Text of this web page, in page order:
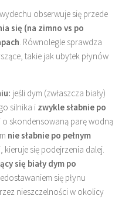
obserwuje się przede
się (na zimno vs po
. Równolegle sprawdza
takie jak ubytek płynów
jeśli dym (zwłaszcza biały)
silnika i zwykle słabnie po
o skondensowaną parę wodną
nie słabnie po pełnym
kieruje się podejrzenia dalej.
się biały dym po
się płynu
nieszczelności w okolicy